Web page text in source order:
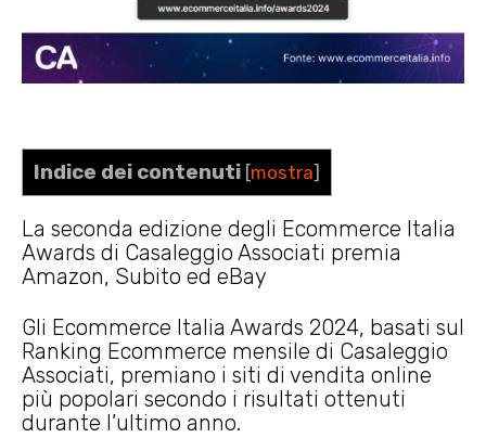
Indice dei contenuti [mostra]
La seconda edizione degli Ecommerce Italia
Awards di Casaleggio Associati premia
Amazon, Subito ed eBay
Gli Ecommerce Italia Awards 2024, basati sul
Ranking Ecommerce mensile di Casaleggio
Associati, premiano i siti di vendita online
più popolari secondo i risultati ottenuti
durante l’ultimo anno.